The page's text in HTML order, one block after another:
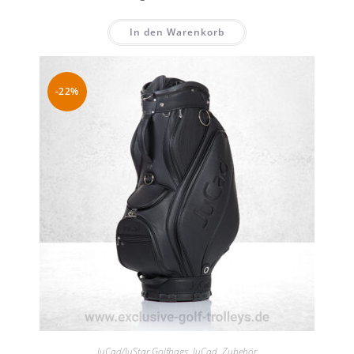
In den Warenkorb
-22%
JuCad/JuStar Golfbags, JuCad, Zubehör